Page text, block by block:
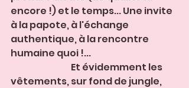
encore !) et le temps... Une invite
à la papote, à l'échange
authentique, à la rencontre
humaine quoi !...
                                  Et évidemment les
vêtements, sur fond de jungle,